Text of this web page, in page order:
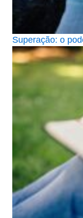
Superação: o